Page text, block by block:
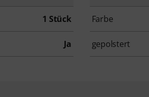
1 Stück Farbe
Ja gepolstert